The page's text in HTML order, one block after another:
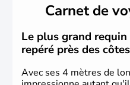
Plusieurs populations se
des européens, suite à
Christophe Colomb
britanniques proclament
en 1776 et adoptent leur
La conquête de l'Ouest
phase de développement
Carnet de
Le plus grand
repéré près des
Avec ses 4 mètres de